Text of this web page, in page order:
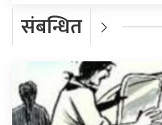
संबन्धित